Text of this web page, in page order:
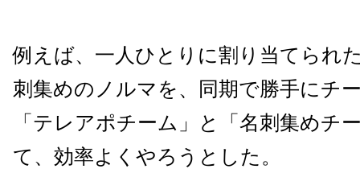
例えば、一人ひとりに割り当てられ
刺集めのノルマを、同期で勝手にチ
「テレアポチーム」と「名刺集めチ
て、効率よくやろうとした。